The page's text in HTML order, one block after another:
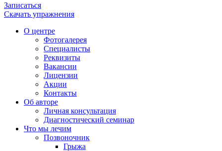
Записаться
Скачать упражнения
О центре
Фотогалерея
Специалисты
Реквизиты
Вакансии
Лицензии
Акции
Контакты
Об авторе
Личная консультация
Диагностический семинар
Что мы лечим
Позвоночник
Грыжа